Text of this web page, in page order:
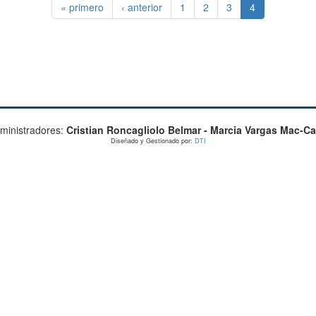
« primero ‹ anterior 1 2 3 4
Cristian Roncagliolo Belmar - Marcia Vargas Mac-
Diseñado y Gestionado por: DTI